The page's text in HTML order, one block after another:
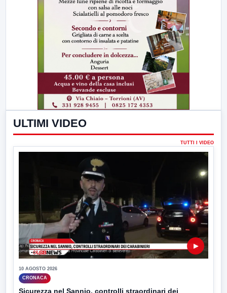
ULTIMI VIDEO
TUTTI I VIDEO
▶
10 AGOSTO 2026
CRONACA
Sicurezza nel Sannio, controlli straordinari dei